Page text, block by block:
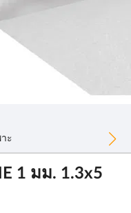
ะ
1 มม. 1.3x5